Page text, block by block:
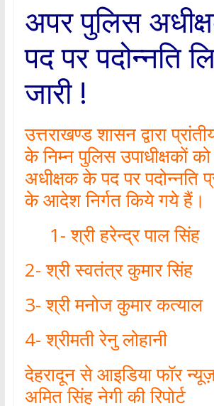
अपर पुलिस
पद पर पदोन्नति
जारी !
उत्तराखण्ड शासन द्वारा
के निम्न पुलिस उपाधीक्षकों
अधीक्षक के पद पर पदोन्नति
के आदेश निर्गत किये गये हैं।
1- श्री हरेन्द्र पाल सिंह
2- श्री स्वतंत्र कुमार सिंह
3- श्री मनोज कुमार कत्याल
4- श्रीमती रेनु लोहानी
देहरादून से आइडिया फॉर
अमित सिंह नेगी की रिपोर्ट